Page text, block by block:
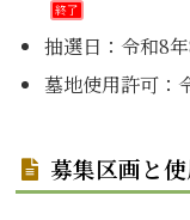
終了
抽選日：令和8
墓地使用許可：
募集区画と